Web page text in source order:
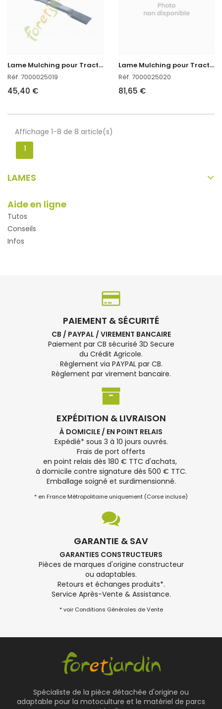
L
ame Mulching pour Tracteur Kubota
Réf. 7000025019
45,40 €
L
ame Mulching pour Tracteur Kubota
Réf. 7000025020
81,65 €
Affichage 1-8 de 8 article(s)
1
LAMES
Aide en ligne
Tutos
Conseils
Infos
PAIEMENT & SÉCURITÉ
CB / PAYPAL / VIREMENT BANCAIRE
Paiement par CB sécurisé 3D Secure
du Crédit Agricole.
Règlement via PAYPAL par CB.
Règlement par virement bancaire.
EXPÉDITION & LIVRAISON
À DOMICILE / EN POINT RELAIS
Expédié* sous 3 à 10 jours ouvrés.
Frais de port offerts
en point relais dès 180 € TTC d'achats,
à domicile contre signature dès 500 € TTC.
Emballage soigné et surdimensionné.
* en France Métropolitaine uniquement (Corse incluse)
GARANTIE & SAV
GARANTIES CONSTRUCTEURS
Pièces de marques d'origine constructeur
ou adaptables.
Retours et échanges produits*.
Service Après-Vente & Assistance.
* voir Conditions Générales de Vente
Spécialiste de la pièce détachée d'origine ou
adaptable pour la motoculture et le matériel de parcs